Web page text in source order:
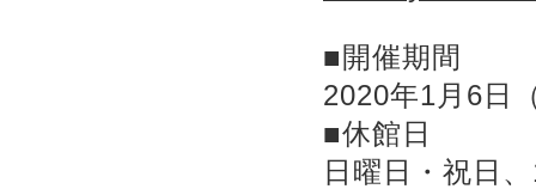
■開催期間
2020年1月6日
■休館日
日曜日・祝日